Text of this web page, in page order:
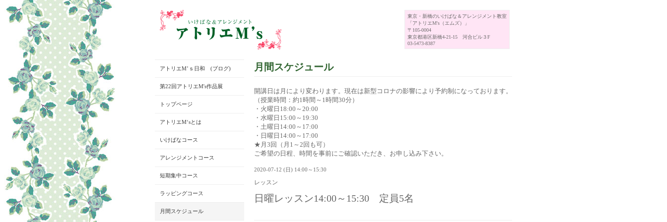
東京・新橋のいけばな＆アレンジメント教室
「アトリエM's（エムズ）」
〒105-0004
東京都港区新橋4-21-15 河合ビル３F
03-5473-8387
月間スケジュール
開講日は月により変わります。現在は新型コロナの影響により予約制になっております。
（授業時間：約1時間～1時間30分）
・火曜日18:00～20:00
・水曜日15:00～19:30
・土曜日14:00～17:00
・日曜日14:00～17:00
★月3回（月1～2回も可）
ご希望の日程、時間を事前にご確認いただき、お申し込み下さい。
2020-07-12 (日) 14:00～15:30
レッスン
日曜レッスン14:00～15:30 定員5名
アトリエM’ｓ日和 (ブログ)
第22回アトリエM's作品展
トップページ
アトリエM‘sとは
いけばなコース
アレンジメントコース
短期集中コース
ラッピングコース
月間スケジュール